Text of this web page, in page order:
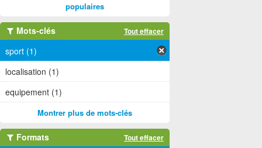
populaires
Mots-clés Tout effacer
sport (1)
localisation (1)
equipement (1)
Montrer plus de mots-clés
Formats Tout effacer